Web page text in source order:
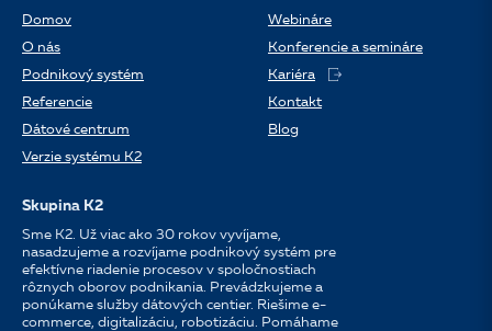
Domov
O nás
Podnikový systém
Referencie
Dátové centrum
Verzie systému K2
Webináre
Konferencie a semináre
Kariéra
Kontakt
Blog
Skupina K2
Sme K2. Už viac ako 30 rokov vyvíjame,
nasadzujeme a rozvíjame podnikový systém pre
efektívne riadenie procesov v spoločnostiach
rôznych oborov podnikania. Prevádzkujeme a
ponúkame služby dátových centier. Riešime e-
commerce, digitalizáciu, robotizáciu. Pomáhame